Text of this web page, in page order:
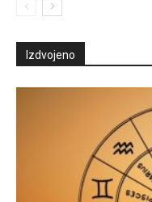
Izdvojeno